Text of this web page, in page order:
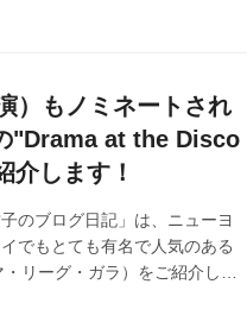
）もノミネートされ
"Drama at the Disco
介します！
のブログ日記」は、ニューヨ
でもとても有名で人気のある
リーグ・ガラ）をご紹介しま
申し上げます。